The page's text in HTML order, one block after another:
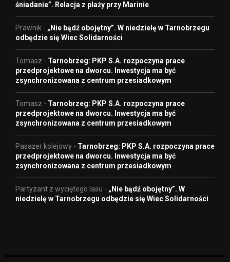
śniadanie”. Relacja z plaży przy Marinie
Prawnik - „Nie bądź obojętny”. W niedzielę w Tarnobrzegu
odbędzie się Wiec Solidarności
Tomasz - Tarnobrzeg: PKP S.A. rozpoczyna prace
przedprojektowe na dworcu. Inwestycja ma być
zsynchronizowana z centrum przesiadkowym
Tomasz - Tarnobrzeg: PKP S.A. rozpoczyna prace
przedprojektowe na dworcu. Inwestycja ma być
zsynchronizowana z centrum przesiadkowym
Pasażer kolejowy - Tarnobrzeg: PKP S.A. rozpoczyna prace
przedprojektowe na dworcu. Inwestycja ma być
zsynchronizowana z centrum przesiadkowym
Partyzant z wyciętego lasu - „Nie bądź obojętny”. W
niedzielę w Tarnobrzegu odbędzie się Wiec Solidarności